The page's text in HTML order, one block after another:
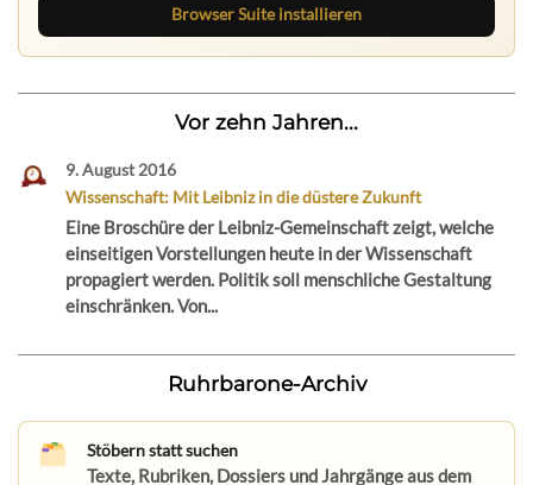
Browser Suite installieren
Vor zehn Jahren...
9. August 2016
Wissenschaft: Mit Leibniz in die düstere Zukunft
Eine Broschüre der Leibniz-Gemeinschaft zeigt, welche
einseitigen Vorstellungen heute in der Wissenschaft
propagiert werden. Politik soll menschliche Gestaltung
einschränken. Von...
Ruhrbarone-Archiv
Stöbern statt suchen
Texte, Rubriken, Dossiers und Jahrgänge aus dem